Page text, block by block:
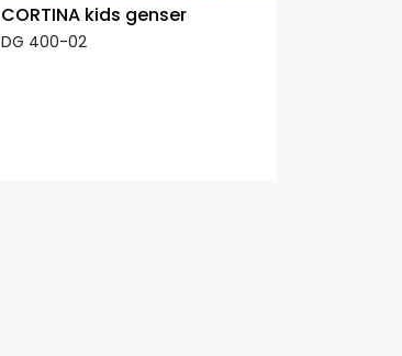
CORTINA kids genser
DG 400-02